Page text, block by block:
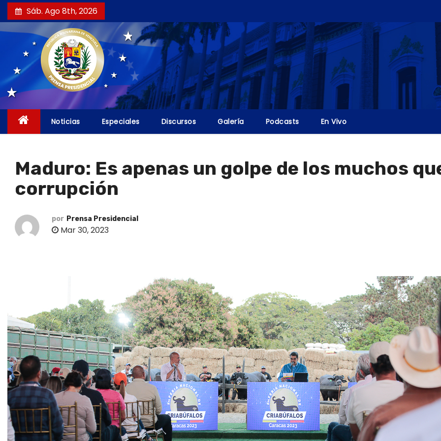
a
l
Sáb. Ago 8th, 2026
Noticias Especiales Discursos Galería Podcasts En Vivo
Maduro: Es apenas un golpe de los muchos
corrupción
por Prensa Presidencial
Mar 30, 2023